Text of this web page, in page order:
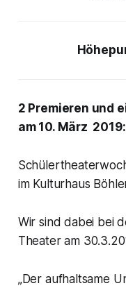
2 Premieren und
am 10. März 2019:
im Kulturhaus
Wir sind dabei bei
Theater am
„Der aufhaltsame